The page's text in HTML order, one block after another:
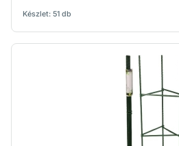
Készlet: 51 db